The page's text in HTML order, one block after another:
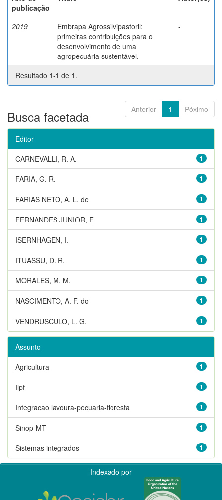
publicação
2019
Embrapa Agrossilvipastoril:
primeiras contribuições para o
desenvolvimento de uma
agropecuária sustentável.
-
Resultado 1-1 de 1.
Anterior 1 Póximo
Busca facetada
Editor
1
CARNEVALLI, R. A.
1
FARIA, G. R.
1
FARIAS NETO, A. L. de
1
FERNANDES JUNIOR, F.
1
ISERNHAGEN, I.
1
ITUASSU, D. R.
1
MORALES, M. M.
1
NASCIMENTO, A. F. do
1
VENDRUSCULO, L. G.
Assunto
1
Agricultura
1
Ilpf
1
Integracao lavoura-pecuaria-floresta
1
Sinop-MT
1
Sistemas integrados
Indexado por